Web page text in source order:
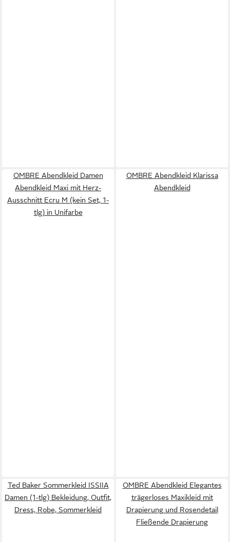
OMBRE Abendkleid Damen
Abendkleid Maxi mit Herz-
Ausschnitt Ecru M (kein Set, 1-
tlg) in Unifarbe
OMBRE Abendkleid Klarissa
Abendkleid
Ted Baker Sommerkleid ISSIIA
Damen (1-tlg) Bekleidung, Outfit,
Dress, Robe, Sommerkleid
OMBRE Abendkleid Elegantes
trägerloses Maxikleid mit
Drapierung und Rosendetail
Fließende Drapierung